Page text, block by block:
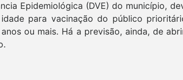
Epidemiológica (DVE) do município,
para vacinação do público
ou mais. Há a previsão, ainda, de